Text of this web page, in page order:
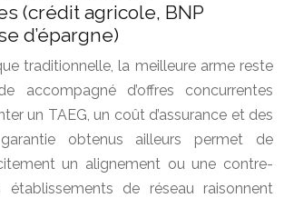
(crédit agricole, BNP
d’épargne)
traditionnelle, la meilleure arme reste
accompagné d’offres concurrentes
un TAEG, un coût d’assurance et des
obtenus ailleurs permet de
un alignement ou une contre-
établissements de réseau raisonnent